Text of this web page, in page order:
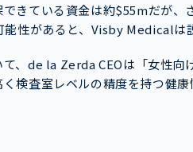
できている資金は約$55mだが
性があると、Visby Medicalは
、de la Zerda CEOは「女性
検査室レベルの精度を持つ健